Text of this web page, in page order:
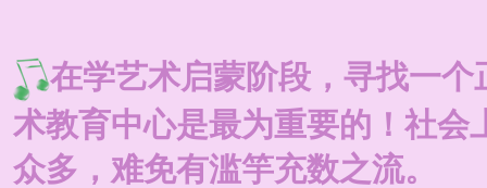
在学艺术启蒙阶段，寻找一个
术教育中心是最为重要的！社会
众多，难免有滥竽充数之流。